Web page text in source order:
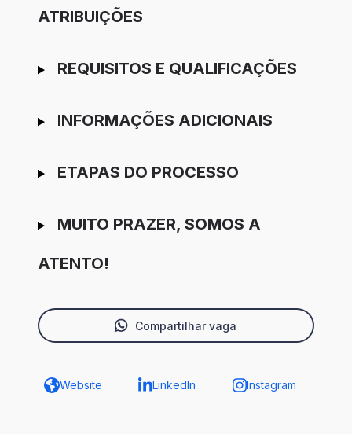
ATRIBUIÇÕES
REQUISITOS E QUALIFICAÇÕES
INFORMAÇÕES ADICIONAIS
ETAPAS DO PROCESSO
MUITO PRAZER, SOMOS A
ATENTO!
Compartilhar vaga
Website LinkedIn Instagram